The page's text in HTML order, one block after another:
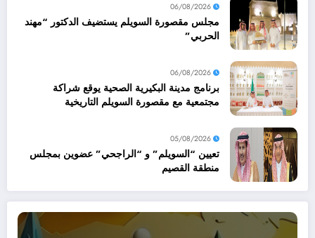
06/08/2026
مجلس مقصورة السويلم يستضيف الدكتور “مهند
الحربي”
06/08/2026
برنامج مدينة البكيرية الصحية يوقع شراكة
مجتمعية مع مقصورة السويلم التاريخية
05/08/2026
تعيين “السويلم” و “الراجحي” عضوين بمجلس
منطقة القصيم